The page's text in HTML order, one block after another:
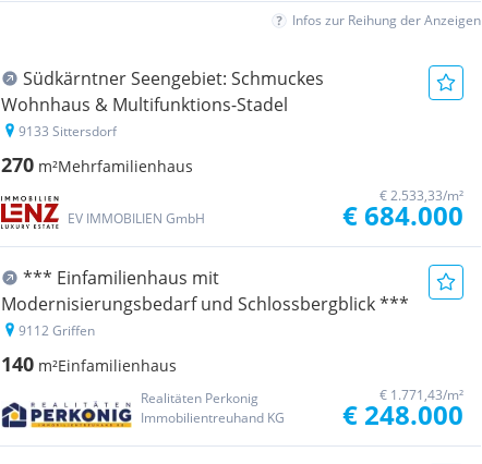
Infos zur Reihung der Anzeigen
Südkärntner Seengebiet: Schmuckes
Wohnhaus & Multifunktions-Stadel
9133 Sittersdorf
270 m²Mehrfamilienhaus
EV IMMOBILIEN GmbH
€ 2.533,33/m²
€ 684.000
*** Einfamilienhaus mit
Modernisierungsbedarf und Schlossbergblick ***
9112 Griffen
140 m²Einfamilienhaus
Realitäten Perkonig
Immobilientreuhand KG
€ 1.771,43/m²
€ 248.000